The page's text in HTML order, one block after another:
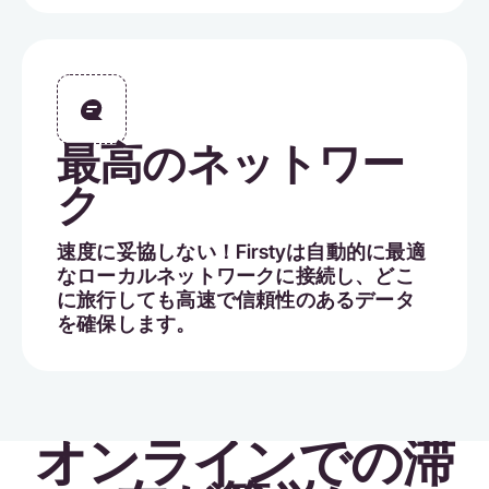
最高のネットワー
ク
速度に妥協しない！Firstyは自動的に最適
なローカルネットワークに接続し、どこ
に旅行しても高速で信頼性のあるデータ
を確保します。
オンラインでの滞